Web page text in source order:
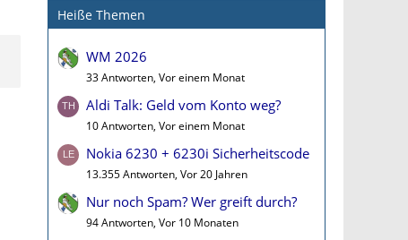
Heiße Themen
WM 2026
33 Antworten, Vor einem Monat
Aldi Talk: Geld vom Konto weg?
10 Antworten, Vor einem Monat
Nokia 6230 + 6230i Sicherheitscode
13.355 Antworten, Vor 20 Jahren
Nur noch Spam? Wer greift durch?
94 Antworten, Vor 10 Monaten